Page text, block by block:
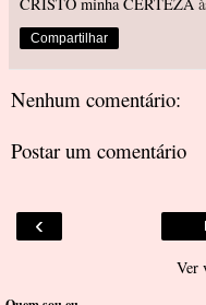
CRISTO minha CERTEZA
Compartilhar
Nenhum comentário:
Postar um comentário
‹
Ver